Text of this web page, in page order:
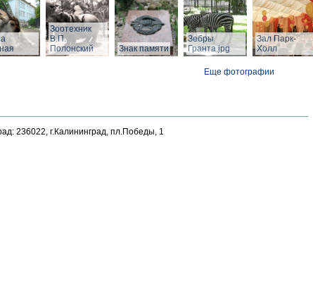
Зоотехник
В.П.
Полонский
Знак памяти
Зебры
Гранта.jpg
Зал Парк-
Холл
Еще фотографии
236022, г.Калининград, пл.Победы, 1